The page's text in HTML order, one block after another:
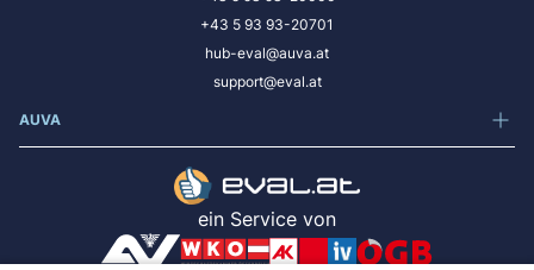
+43 5 93 93-20701
hub-eval@auva.at
support@eval.at
AUVA
ein Service von